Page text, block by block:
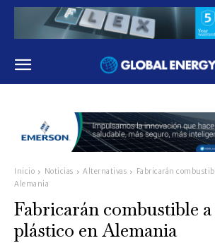
Inicio Noticias Alternativas
Fabricarán
Alemania
Fabricarán combustible
plástico en Alemania